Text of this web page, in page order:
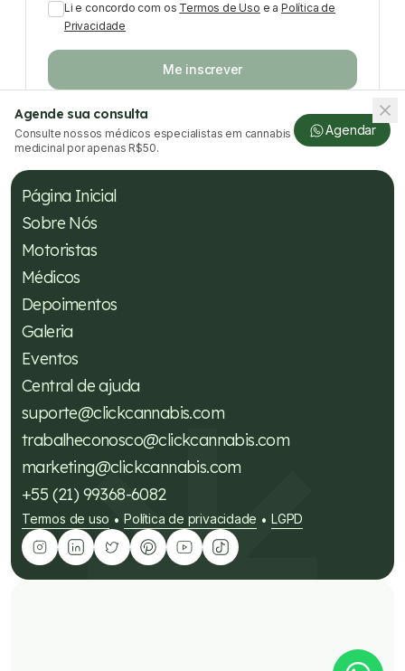
Li e concordo com os Termos de Uso e a Política de
Privacidade
Me inscrever
Agende sua consulta
Consulte nossos médicos especialistas em cannabis
medicinal por apenas R$50.
Agendar
Página Inicial
Sobre Nós
Motoristas
Médicos
Depoimentos
Galeria
Eventos
Central de ajuda
suporte@clickcannabis.com
trabalheconosco@clickcannabis.com
marketing@clickcannabis.com
+55 (21) 99368-6082
Termos de uso • Política de privacidade • LGPD